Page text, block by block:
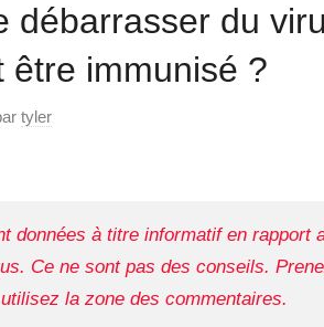
débarrasser du
être immunisé ?
tyler
données à titre informatif en rapport
Ce ne sont pas des conseils.
la zone des commentaires.